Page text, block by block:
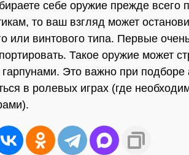
себе оружие прежде всего
то ваш взгляд может
или винтового типа. Первые
Такое оружие может
Это важно при подборе
в ролевых играх (где